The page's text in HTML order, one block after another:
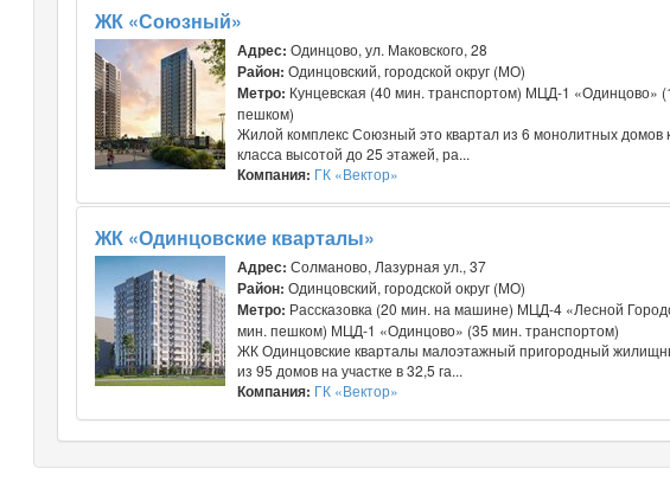
ЖК «Союзный»
Адрес: Одинцово, ул. Маковского, 28
Район: Одинцовский, городской округ (МО)
Метро: Кунцевская (40 мин. транспортом) МЦД-1 «Одинцово»
пешком)
Жилой комплекс Союзный это квартал из 6 монолитных домов
класса высотой до 25 этажей, ра...
Компания: ГК «Вектор»
ЖК «Одинцовские кварталы»
Адрес: Солманово, Лазурная ул., 37
Район: Одинцовский, городской округ (МО)
Метро: Рассказовка (20 мин. на машине) МЦД-4 «Лесной
мин. пешком) МЦД-1 «Одинцово» (35 мин. транспортом)
ЖК Одинцовские кварталы малоэтажный пригородный
из 95 домов на участке в 32,5 га...
Компания: ГК «Вектор»